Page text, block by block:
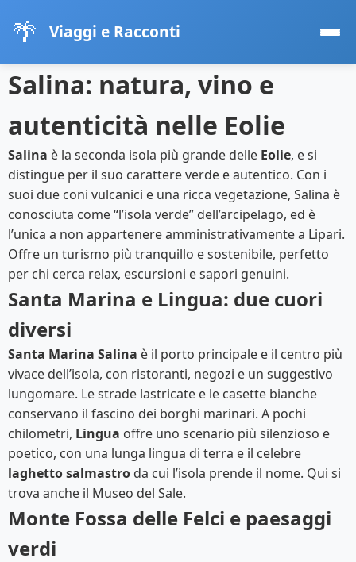
🌴 Viaggi e Racconti
Salina: natura, vino e
autenticità nelle Eolie
Salina è la seconda isola più grande delle Eolie, e si
distingue per il suo carattere verde e autentico. Con i
suoi due coni vulcanici e una ricca vegetazione, Salina è
conosciuta come “l’isola verde” dell’arcipelago, ed è
l’unica a non appartenere amministrativamente a Lipari.
Offre un turismo più tranquillo e sostenibile, perfetto
per chi cerca relax, escursioni e sapori genuini.
Santa Marina e Lingua: due cuori
diversi
Santa Marina Salina è il porto principale e il centro più
vivace dell’isola, con ristoranti, negozi e un suggestivo
lungomare. Le strade lastricate e le casette bianche
conservano il fascino dei borghi marinari. A pochi
chilometri, Lingua offre uno scenario più silenzioso e
poetico, con una lunga lingua di terra e il celebre
laghetto salmastro da cui l’isola prende il nome. Qui si
trova anche il Museo del Sale.
Monte Fossa delle Felci e paesaggi
verdi